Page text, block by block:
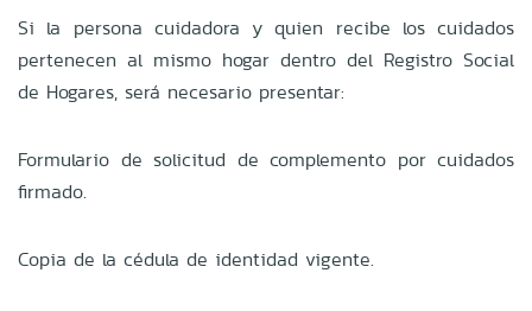
Si la persona cuidadora y quien recibe los cuidados
pertenecen al mismo hogar dentro del Registro Social
de Hogares, será necesario presentar:
Formulario de solicitud de complemento por cuidados
firmado.
Copia de la cédula de identidad vigente.